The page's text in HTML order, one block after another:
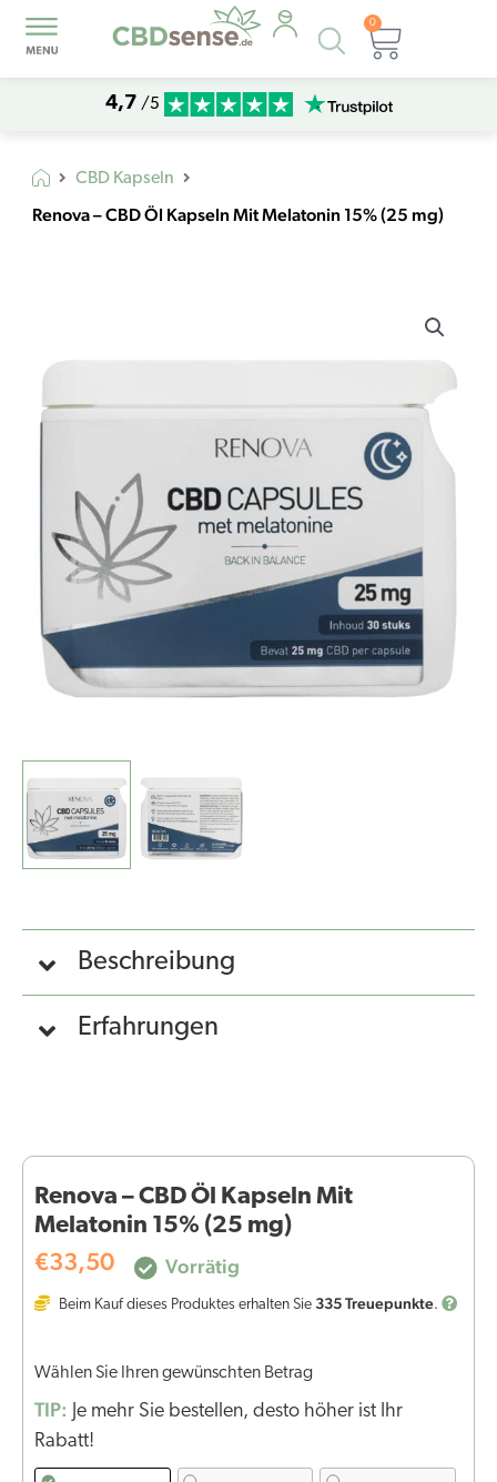
Products
search
0
4,7 /5
CBD Kapseln
Renova – CBD Öl Kapseln Mit Melatonin 15% (25 mg)
Beschreibung
Erfahrungen
Renova – CBD Öl Kapseln Mit
Melatonin 15% (25 mg)
€33,50 Vorrätig
Beim Kauf dieses Produktes erhalten Sie 335Treuepunkte.
Wählen Sie Ihren gewünschten Betrag
TIP: Je mehr Sie bestellen, desto höher ist Ihr
Rabatt!
CBD
Kapseln
(25